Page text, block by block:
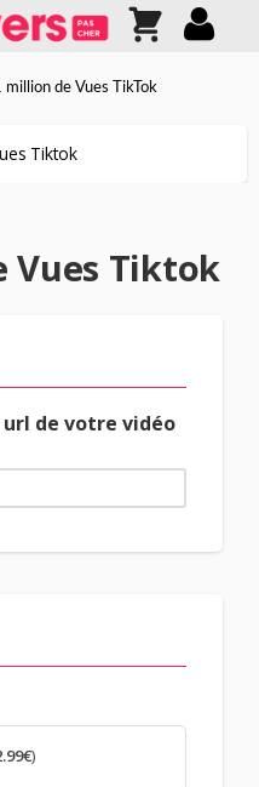
million de Vues TikTok
Tiktok
Vues Tiktok
de votre vidéo
€)